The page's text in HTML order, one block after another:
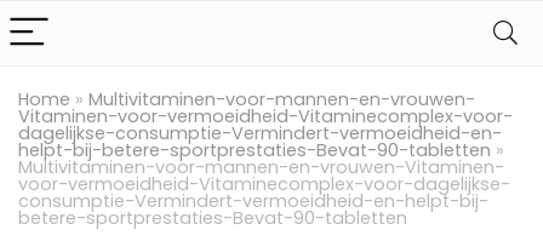
Home » Multivitaminen-voor-mannen-en-vrouwen-
Vitaminen-voor-vermoeidheid-Vitaminecomplex-voor-
dagelijkse-consumptie-Vermindert-vermoeidheid-en-
helpt-bij-betere-sportprestaties-Bevat-90-tabletten »
Multivitaminen-voor-mannen-en-vrouwen-Vitaminen-
voor-vermoeidheid-Vitaminecomplex-voor-dagelijkse-
consumptie-Vermindert-vermoeidheid-en-helpt-bij-
betere-sportprestaties-Bevat-90-tabletten